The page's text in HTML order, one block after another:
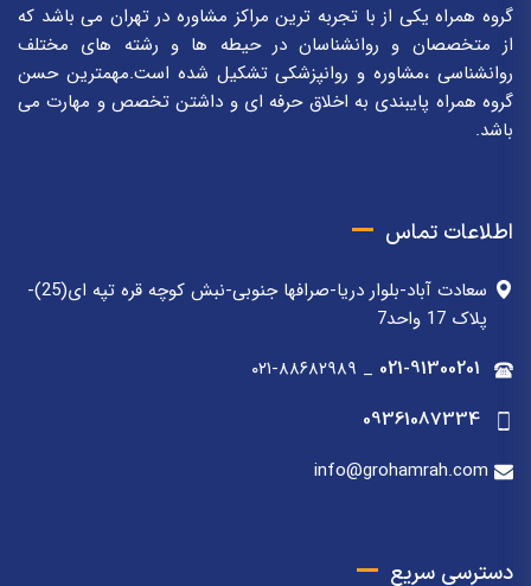
گروه همراه یکی از با تجربه ترین مراکز مشاوره در تهران می باشد که
از متخصصان و روانشناسان در حیطه ها و رشته های مختلف
روانشناسی ،مشاوره و روانپزشکی تشکیل شده است.مهمترین حسن
گروه همراه پایبندی به اخلاق حرفه ای و داشتن تخصص و مهارت می
باشد.
اطلاعات تماس
سعادت آباد-بلوار دریا-صرافها جنوبی-نبش کوچه قره تپه ای(25)-
پلاک 17 واحد7
021-91300201
_ ۰۲۱-۸۸۶۸۲۹۸۹
09361087334
info@grohamrah.com
دسترسی سریع